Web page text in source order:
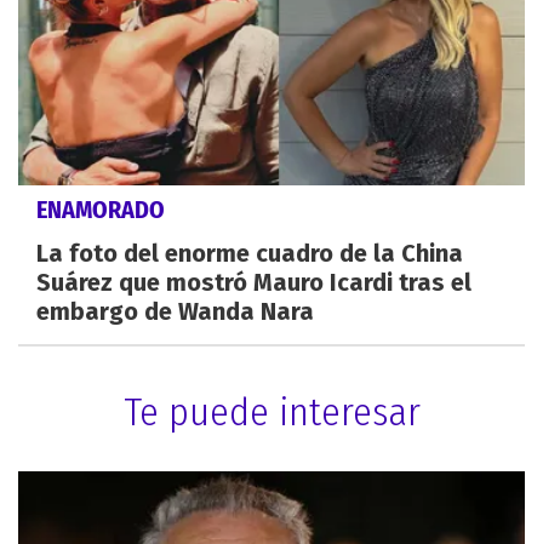
ENAMORADO
La foto del enorme cuadro de la China
Suárez que mostró Mauro Icardi tras el
embargo de Wanda Nara
Te puede interesar